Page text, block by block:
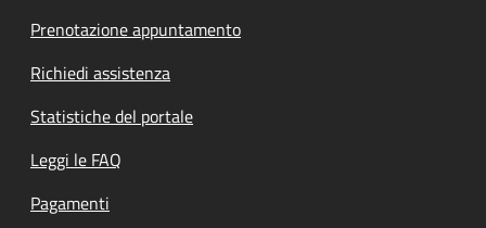
Prenotazione appuntamento
Richiedi assistenza
Statistiche del portale
Leggi le FAQ
Pagamenti